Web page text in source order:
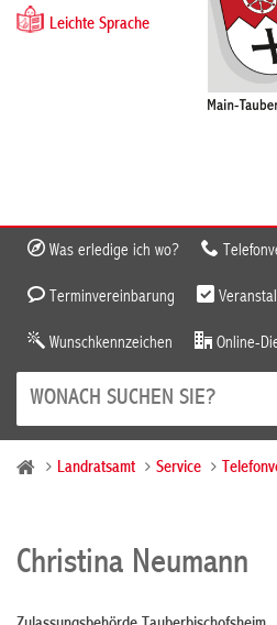
Leichte Sprache
Was erledige ich wo?
Terminvereinbarung
Wunschkennzeichen Online-
Landratsamt Service
Christina Neumann